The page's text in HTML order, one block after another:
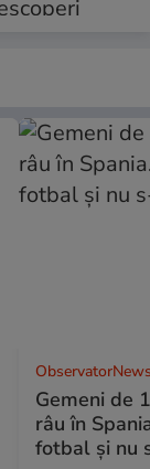
Gemeni de
râu în
fotbal şi nu